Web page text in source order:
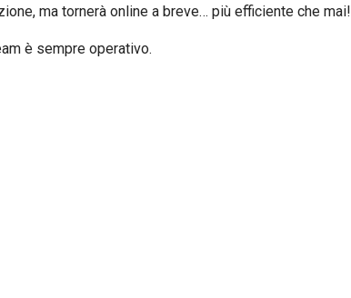
ma tornerà online a breve… più efficiente che mai!
è sempre operativo.